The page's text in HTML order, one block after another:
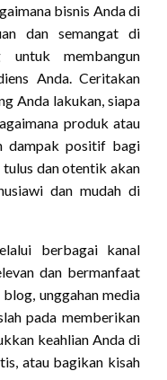
bisnis Anda di
dan semangat di
untuk membangun
Anda. Ceritakan
Anda lakukan, siapa
produk atau
dampak positif bagi
tulus dan otentik akan
dan mudah di
berbagai kanal
dan bermanfaat
unggahan media
pada memberikan
keahlian Anda di
atau bagikan kisah